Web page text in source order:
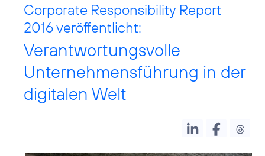
Corporate Responsibility Report
2016 veröffentlicht:
Verantwortungsvolle
Unternehmensführung in der
digitalen Welt